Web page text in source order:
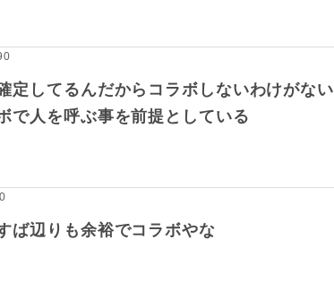
定してるんだからコラボしないわけがない
で人を呼ぶ事を前提としている
ば辺りも余裕でコラボやな